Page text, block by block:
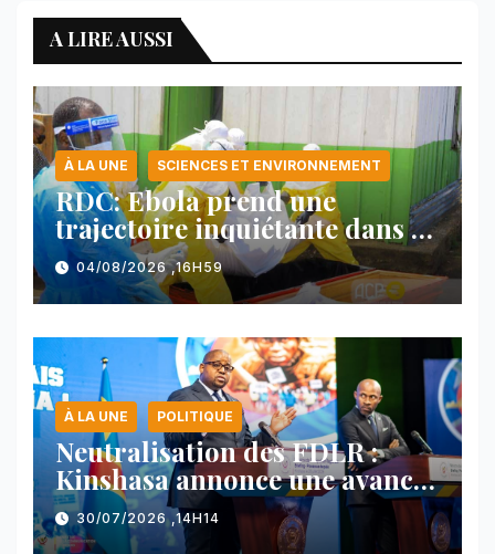
A LIRE AUSSI
À LA UNE SCIENCES ET ENVIRONNEMENT
RDC: Ebola prend une
trajectoire inquiétante dans le
nord-est du pays
04/08/2026 ,16H59
À LA UNE POLITIQUE
Neutralisation des FDLR :
Kinshasa annonce une avancée
majeure et maintient sa ligne
face au Rwanda
30/07/2026 ,14H14